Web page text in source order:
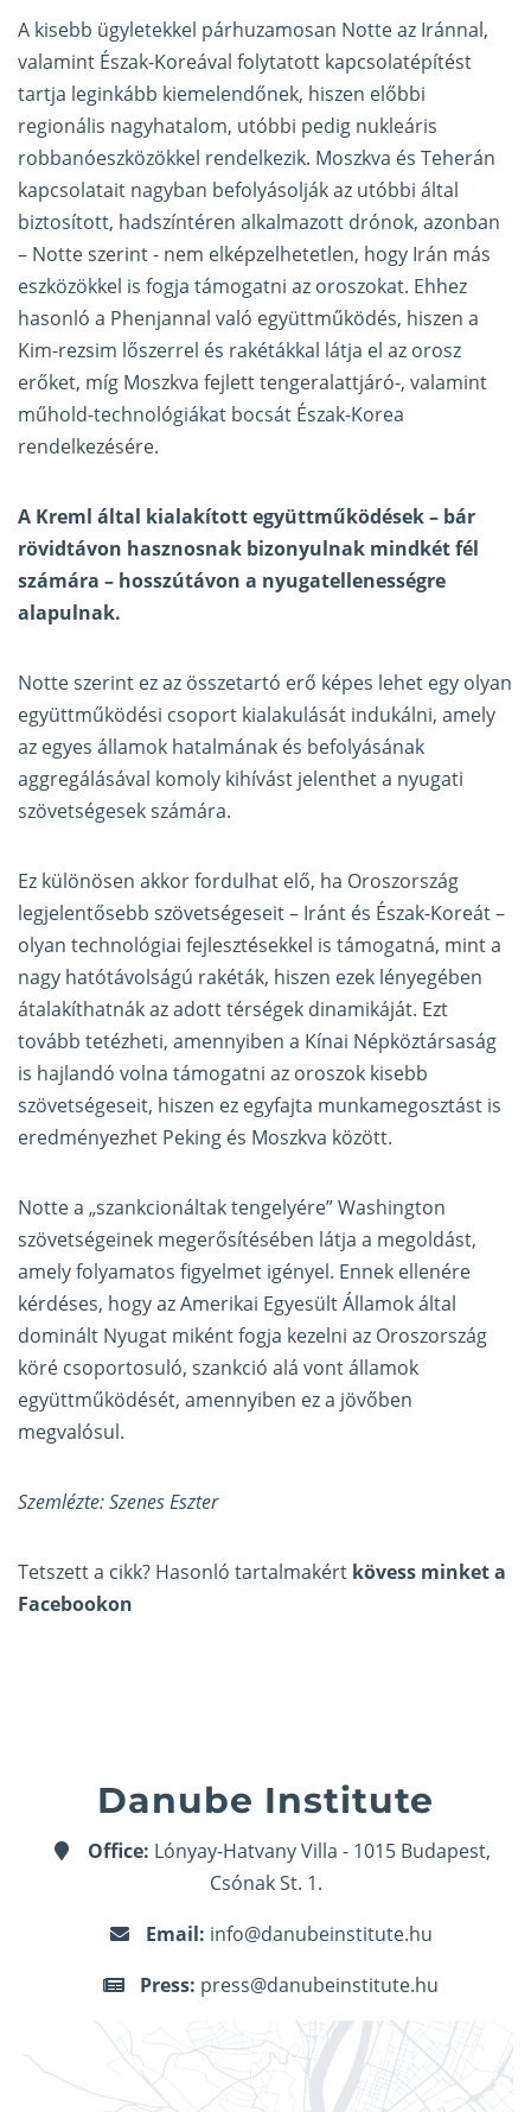
A kisebb ügyletekkel párhuzamosan Notte az Iránnal,
valamint Észak-Koreával folytatott kapcsolatépítést
tartja leginkább kiemelendőnek, hiszen előbbi
regionális nagyhatalom, utóbbi pedig nukleáris
robbanóeszközökkel rendelkezik. Moszkva és Teherán
kapcsolatait nagyban befolyásolják az utóbbi által
biztosított, hadszíntéren alkalmazott drónok, azonban
– Notte szerint - nem elképzelhetetlen, hogy Irán más
eszközökkel is fogja támogatni az oroszokat. Ehhez
hasonló a Phenjannal való együttműködés, hiszen a
Kim-rezsim lőszerrel és rakétákkal látja el az orosz
erőket, míg Moszkva fejlett tengeralattjáró-, valamint
műhold-technológiákat bocsát Észak-Korea
rendelkezésére.
A Kreml által kialakított együttműködések – bár
rövidtávon hasznosnak bizonyulnak mindkét fél
számára – hosszútávon a nyugatellenességre
alapulnak.
Notte szerint ez az összetartó erő képes lehet egy olyan
együttműködési csoport kialakulását indukálni, amely
az egyes államok hatalmának és befolyásának
aggregálásával komoly kihívást jelenthet a nyugati
szövetségesek számára.
Ez különösen akkor fordulhat elő, ha Oroszország
legjelentősebb szövetségeseit – Iránt és Észak-Koreát –
olyan technológiai fejlesztésekkel is támogatná, mint a
nagy hatótávolságú rakéták, hiszen ezek lényegében
átalakíthatnák az adott térségek dinamikáját. Ezt
tovább tetézheti, amennyiben a Kínai Népköztársaság
is hajlandó volna támogatni az oroszok kisebb
szövetségeseit, hiszen ez egyfajta munkamegosztást is
eredményezhet Peking és Moszkva között.
Notte a „szankcionáltak tengelyére” Washington
szövetségeinek megerősítésében látja a megoldást,
amely folyamatos figyelmet igényel. Ennek ellenére
kérdéses, hogy az Amerikai Egyesült Államok által
dominált Nyugat miként fogja kezelni az Oroszország
köré csoportosuló, szankció alá vont államok
együttműködését, amennyiben ez a jövőben
megvalósul.
Szemlézte: Szenes Eszter
Tetszett a cikk? Hasonló tartalmakért kövess minket a
Facebookon
Danube Institute
Office: Lónyay-Hatvany Villa - 1015 Budapest,
Csónak St. 1.
Email: info@danubeinstitute.hu
Press: press@danubeinstitute.hu